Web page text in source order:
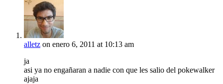
alletz on enero 6, 2011 at 10:13 am
ja
asi ya no engañaran a nadie con que les salio del pokewalker
ajaja